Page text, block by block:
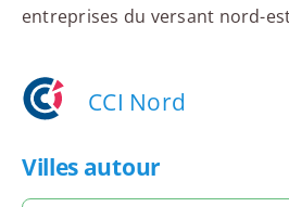
entreprises du versant nord-
CCI Nord
Villes autour